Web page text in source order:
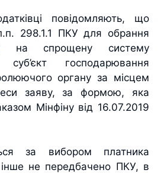
повідомляють, що
298.1.1 ПКУ для обрання
на спрощену систему
суб’єкт господарювання
органу за місцем
заяву, за формою, яка
Мінфіну від 16.07.2019
за вибором платника
не передбачено ПКУ, в